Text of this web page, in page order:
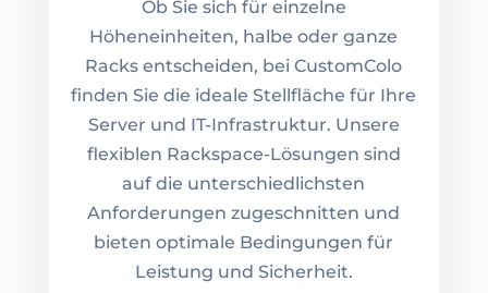
Ob Sie sich für einzelne
Höheneinheiten, halbe oder ganze
Racks entscheiden, bei CustomColo
finden Sie die ideale Stellfläche für Ihre
Server und IT-Infrastruktur. Unsere
flexiblen Rackspace-Lösungen sind
auf die unterschiedlichsten
Anforderungen zugeschnitten und
bieten optimale Bedingungen für
Leistung und Sicherheit.